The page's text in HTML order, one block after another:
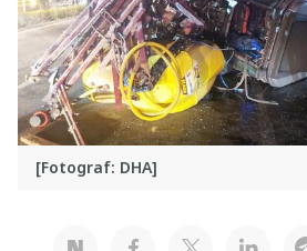
[Fotograf: DHA]